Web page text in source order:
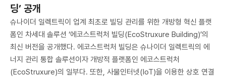
딩’ 공개
슈나이더 일렉트릭이 업계 최초로 빌딩 관리를 위한 개방형 혁신 플랫
폼인 차세대 솔루션 ‘에코스트럭처 빌딩(EcoStruxure Building)’의
최신 버전을 공개했다. 에코스트럭처 빌딩은 슈나이더 일렉트릭의 에
너지 관리 통합 솔루션이자 개방적 플랫폼인 에코스트럭처
(EcoStruxure)의 일부다. 또한, 사물인터넷(IoT)을 이용한 상호 연결